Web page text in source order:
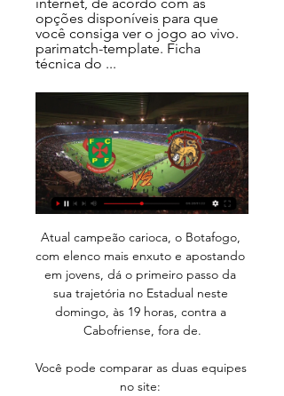
opções disponíveis para que
você consiga ver o jogo ao vivo.
parimatch-template. Ficha
técnica do ...
Atual campeão carioca, o Botafogo, com elenco mais enxuto e apostando em jovens, dá o primeiro passo da sua trajetória no Estadual neste domingo, às 19 horas, contra a Cabofriense, fora de.

Você pode comparar as duas equipes no site: https://www.fctables.com/h2h/chateauroux/paris-fc/. Antes do jogo, o Chateauroux ocupa o 9 lugar na tabela, por sua vez o Paris FC está na 6 posição. Antes do jogo, o Chateauroux ocupa o 9 lugar na tabela, por sua vez o Paris FC está na 6 posição.

FC Paços de Ferreira Marítimo ao vivo | Segunda Liga Acompanha ao vivo o FC Paços de Ferreira Marítimo, 11 fevereiro 2024. Livescores, jogadores titulares e estatísticas em direto.

5ª rodada - Internacional x Atlético, sábado (22/08), às 19h: Premiere e TNT* 6ª rodada - Atlético x Athlético (jogo adiado pela data da final do Mineiro)

Assistir Paços de Ferreira x CD Mafra Ao Vivo - 28/01/2024 ... assistir a partida na TV ou pela internet, de acordo com as opções disponíveis para que você consiga ver o jogo ao vivo. parimatch-template. Ficha técnica do ...

Arquivo da tag: Corinthians X Bragantino – Transmissão AO VIVO 05/02/2012 Corinthians X Bragantino – Transmissão AO VIVO 05/02/2012, Justin TV, PFC, SporTV, Band Sport, Esporte Interativo. Publicado em 5 de fevereiro de 2012 por Deus é Fiel! Resposta. ESCOLHA UM CANAL ESPN SPORTV

Onde dá o Futebol. Jogos de Futebol na TV e Guia Televisão Paços Ferreira, Marítimo, SPORT TV+. 14:00, West Ham, Arsenal, ELEVEN SPORTS 1. 14:30, Estugarda, Mainz, ELEVEN SPORTS 3. 15:00, Benfica FM, Valadares Gaia FM ...

Futebol: jogos FC Paços Ferreira ao vivo, tabela, resultados Futebol - Portugal: placar ao vivo Ferreira, resultados finais, tabelas, resumos de jogo com artilheiros, cartões amarelos e vermelhos, comparação de odds e ...

Pizzaria Fratelli, Vila Nova de Famalicão: Veja 162 dicas e avaliações imparciais de Pizzaria Fratelli, com classificação Nº 4,5 de 5 no Tripadvisor e classificado como Nº 7 de 162 restaurantes em Vila Nova de Famalicão.

Assistir Itabaiana x Confiança ao vivo 11/03/2020, as duas seleções se enfrentam na noite desta quarta-feira dia 11 de março de 2020, em jogo do Campeonato Sergipano, a partida terá inicio ás 20:15 horário de Brasília. Aqui no blog/site megaplacar.com, traremos sempre o resultado ao vivo dos principais jogos do Brasil e no Mundo. Lembrando […]

(FUTEBOL@@) Pacos Ferreira e Chaves ao vivo na tv 08 08/01/2023 — Paços Ferreira - Chaves, Marítimo - Sporting CP, Boavista - Gil ]<<<<] Pacos Ferreira e Chaves ao vivo assistir tv Data e hora: 8 de ...

Operário 2 x 1 Cianorte. Nacional 1 x 2 Rio Branco.. Empresa tem direito a pelo menos R$ 894 milhões pela renovação antecipada de contratos de transmissão. O governo federal pagou a primeira “prestação”,. operário ferroviário - jmnews.com.br veiculou; HORAS EXTRAS - PREFEITURA.

COMPESA investe R$ 12 milhões em ações emergenciais para levar mais água para a população Serão beneficiadas as localidades desabastecidas dos municípios de Belo Jardim, Caruaru, Toritama, Santa Cruz do Capibaribe, Garanhuns, Paudalho, Carpina, Vitória de Santo Antão, Belo, Gravatá, Salgueiro, Serra Talhada, Afogados da Ingazeira e Ouricuri, entre outros.

Assistir Paços de Ferreira x Academico Viseu Ao Vivo 06/11/2023 — Abaixo você poderá conferir todas as principais informações deste jogo, além de saber como assistir a partida na TV Marítimo logo. Marítimo. 1.

Em causa, a transmissão do último jogo dos encarnados, na noite de segunda-feira, com o Gil Vicente. «Tivemos uma transmissão à BTV. Uma transmissão que sonega informação aos telespectadores. Houve um penálti cometido por Samaris. O árbitro pode não ter percebido, mas o VAR tem acesso a todas as imagens, mas só quando quer.

Antevisão: Rio Ave FC vs Gil Vicente (Allianz Cup) O último jogo de 2019, para o Rio Ave FC, disputa-se em casa e traz condimento adicional de expectativa já que, em caso de vitória, a equipa de Carlos Carvalhal pode garantir o acesso, pela primeira vez no actual formato, à Final Four da Allianz Cup.

Gil Vicente e Portimonense empataram (1-1), este sábado, em jogo da oitava jornada da Liga entre duas equipas que procuravam distanciar-se dos lugares de despromoção.

O Botafogo Reptiles tentou, endureceu a partida, aproveitou alguns erros do Sada Cruzeiro… mas ainda assim, a vitória ficou com os favoritos ao título da Conferência Sudeste na partida disputada no Sesc Venda Nova em Belo Horizonte: 33 a 06 Sada Cruzeiro. O jogo Os cariocas começaram no ataque, mas a forte defesa do celeste […]

Operário-PR acerta o retorno do meia Marcelo e a contratação do volante Mazinho para a. Sergipe, ASA e CSA.. o volante foi campeão da Série D do Brasileiro com o Ferroviário-CE.

Onde dá a Bola? - OndeBola - Data/Canal TV jogos futebol Consulte a data e o canal de TV que transmite o jogo de futebol em directo. Mostra Programação dos jogos na Televisão. Artigos de opinião sobre futebol em ...

O Bahia permanece na primeira posição isolada do Grupo 3 do Campeonato Baiano, com 11 pontos conquistados. O Jacuipense é o quarto da Chave 2 do Estadual, com apenas quatro unidades. No próximo domingo, o Bahia irá enfrentar o Vitória da Conquista, no estádio Lomanto Júnior, enquanto que o Jacuipense recebe o Serrano em Pituaçu, no.

O que vai dar hoje na TV? Está aqui a lista do que pode ver Vídeo. Versão Desktop. Rede ZeroZero. ceroacero.es · ogol.com.br · zerozero.pt Paços de Ferreira. Marítimo. 11/02 - 14:00 · 1.97. 3.15. 3.70. Itália. SA. J24.

Assistir Chapecoense x Tubarão Ao Vivo 20/03/19, Chapecoense e Tubarão Online, Assistir Chapecoense x Tubarão Ao Vivo Online, Watch Chapecoense x Tubarão Live Stream, Assistir Chapecoense x Tubarão, Campeonato Catarinense – Estadual Online Grátis.

GARMIN VIVOMOVE HR SPORT HYBRID SMARTWATCH - BLACK/PRETO - TAMANHO LARGE MANUAL EM PORTUGUÊS: http. Fique conectado com os recursos inteligentes, como controles de música e notificações inteligentes para chamadas recebidas, mensagens de …

INDEPENDENTE DE TUCURUÍ. A próxima partida do Leão no Campeonato Paraense é no sábado (16), às 16h, no Mangueirão. No primeiro jogo em Tucuruí o Remo goleou o Galo Elétrico por 4 a 0, mas Jansen não acredita em jogo fácil por jogar em Belém. “Temos a consciência que o placar lá foi de 4 a 0 e que isso vai se repetir.

A Série B do Campeonato Equatoriano de Futebol de 2019, também conhecida oficialmente como LigaPro Banco Pichincha Pymes Serie B 2019 por conta do patrocínio), [1] foi a 42.ª temporada da segunda divisão do futebol equatoriano.A liga foi organizada pela Liga Profissional de Futebol do Equador (em espanhol: Liga Profesional de Fútbol del Ecuador, LigaPro), entidade esportiva …

“Apesar de termos os dois métodos de ensino, muitas pessoas ainda preferem realizar um salto duplo, em que o passageiro salta conectado ao instrutor, que toma todas as decisões”, afirma ele.

O Brusque ao vivo; Anuncie; Contato; Ver todas as câmeras; Câmeras ao vivo. Câmeras com transmissão ao vivo da cidade de Brusque/SC, acompanhe: Fatal error: Uncaught ADODB_Exception: pdo error: [1055: Expression #1 of SELECT list is not in GROUP BY clause and contains nonaggregated column 'bqaovivo_bqaovivo.p.id_publicidade' which is not functionally dependent on columns in GROUP BY …

Hoje é dia de assistir Água Santa x Corinthians ao vivo e com imagens pelo Campeonato Paulista.. À partir das 15h (horário de Brasília), o Timão encara a equipe de Diadema-SP, na Arena Inamar. O torcedor corinthiano assiste a partida ao vivo, com imagens em HD, através da plataforma de streaming Timão Web TV.. Timão Web TV → Assista Todos os Jogos do Corinthians Ao Vivo pela Internet

O Sada Cruzeiro deAtlético Alagoinhas Boa Vista Caxias Confiança Duque de Caxias Guarani Guaratinguetá ICASA Itabuna Ituano Juventus-SP Macaé Madureira Mirassol Noroeste de Bauru Paulista de Jundiaí Paysandu Remo Sampaio Corrêia Santa Cruz Sergipe Vitória da Conquista Demais Clubes: América Carioca América Paulista Americano Anapolina Bangu Botafogo de.

Ouça ao vivo e grátis o jogo Chapecoense x Avaí, Brasil - Catarinense, 08/07/2020 às 20:30. Lista com rádios online que trasmitem Chapecoense x Avaí

Football mania - Partida: Brazil Sergipano 2020 Rodada: 6 19/04/2020, Frei Paulistano - Sergipe, Estádio Municipal Frei Paulo (Frei Paulo, Sergipe)

FC Paços de Ferreira - Defende o Amarelo Nós somos o FC Paços de Ferreira. O dia 5 de Abril de 1950 marcou o despertar oficial do F. C. Paços de Ferreira cs marítimo. 4º Lugar. Comprar Bilhetes. 7 de ...

Mbombela United Más información: sáb: 11/04/20: 1RD: Mbombela United APLZ. Uthongathi Más información: sáb: 18/04/20: 1RD: Real Kings APLZ. Mbombela United Más información: dom: 26/04/20: 1RD: Mbombela United APLZ. Royal Eagles Más información: dom

NO SERRA DOURADA. Goiás vence Vasco de virada e fica na frente nas quartas da Copa do Brasil: 2 a 1 Time esmeraldino sai em vantagem no mata-mata, que será finalizado no mês que vem

É a estrada florida do Operário Ferroviário Salve o meu campeão Operário sempre no meu coração Salve o meu campeão Operário sempre no meu coração Com ‘Fúria Jovem’ nossa equipe sempre brilha Pela vitória, se esforça por inteiro O Operário tem mostrado o seu talento No Paraná ou n’outro estádio brasileiro

SERVIÇO: CRUZEIRO X CALDENSE. 19 de março de 2019. Jogos. 20 de Março – 21h30. Campeonato Mineiro – 11ª Rodada. Previsão de Público, segundo ata da FMF: 20 mil torcedores. Abertura da Esplanada: 18h30. Abertura do Estacionamento: 18h30. Para garantir a vaga antecipadamente, até 24h antes da partida, clique aqui.

Chapecoense x Avaí Ao Vivo 08/07/2020 – Campeonato Catarinense 8 de julho de 2020. Assista ao seu time do coração, futebol online é com a gente, veja onde assistir futebol ao vivo…

O confronto entre Assu x Globo vai ocorrer nesta quinta-feira (12) e você confere mais informações aqui. A disputa é válida pela 5ª rodada do Campeonato Potiguar de 2020. O jogo está marcado para começar às 20h00 (horário de Brasília) e o duelo entre as equipes ac